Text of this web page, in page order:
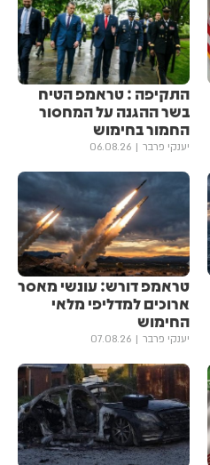
התקיפה : טראמפ הטיח
בשר ההגנה על המחסור
החמור בחימוש
יענקי פרבר 06.08.26
טראמפ דורש: עונשי מאסר
ארוכים למדליפי מלאי
החימוש
יענקי פרבר 07.08.26